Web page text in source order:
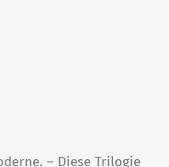
– Diese Trilogie